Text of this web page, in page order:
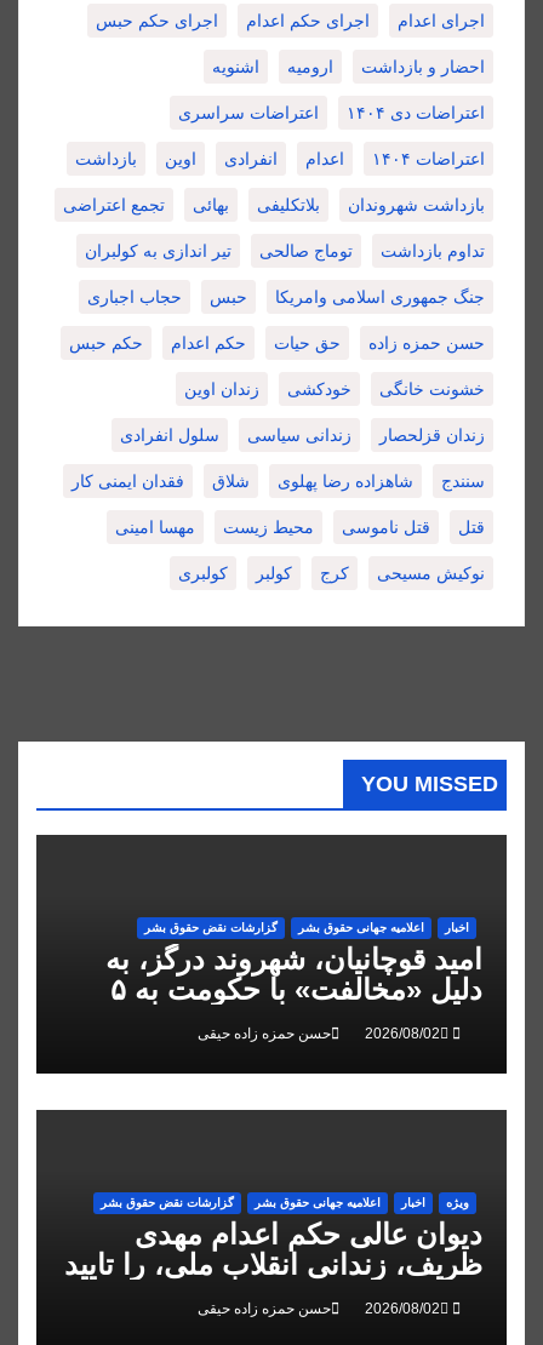
اجرای اعدام اجرای حکم اعدام اجرای حکم حبس
احضار و بازداشت ارومیه اشنویه
اعتراضات دی ۱۴۰۴ اعتراضات سراسری
اعتراضات ۱۴۰۴ اعدام انفرادی اوین بازداشت
بازداشت شهروندان بلاتکلیفی بهائی تجمع اعتراضی
تداوم بازداشت توماج صالحی تیر اندازی به کولبران
جنگ جمهوری اسلامی وامریکا حبس حجاب اجباری
حسن حمزه زاده حق حیات حکم اعدام حکم حبس
خشونت خانگی خودکشی زندان اوین
زندان قزلحصار زندانی سیاسی سلول انفرادی
سنندج شاهزاده رضا پهلوی شلاق فقدان ایمنی کار
قتل قتل ناموسی محیط زیست مهسا امینی
نوکیش مسیحی کرج کولبر کولبری
YOU MISSED
اخبار اعلاميه جهانی حقوق بشر گزارشات نقض حقوق بشر
امید قوچانیان، شهروند درگز، به
دلیل «مخالفت» با حکومت به ۵
سال زندان محکوم شد
حسن حمزه زاده حیقی
ویژه اخبار اعلاميه جهانی حقوق بشر گزارشات نقض حقوق بشر
دیوان عالی حکم اعدام مهدی
ظریف، زندانی انقلاب ملی، را تایید
کرد
حسن حمزه زاده حیقی